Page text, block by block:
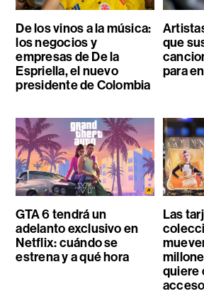
De los vinos a la música:
los negocios y
empresas de De la
Espriella, el nuevo
presidente de Colombia
que
para
GTA 6 tendrá un
adelanto exclusivo en
Netflix: cuándo se
estrena y a qué hora
Las
quiere